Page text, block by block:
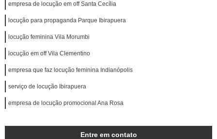
empresa de locução em off Santa Cecília
locução para propaganda Parque Ibirapuera
locução feminina Vila Morumbi
locução em off Vila Clementino
empresa que faz locução feminina Indianópolis
serviço de locução Ibirapuera
empresa de locução promocional Ana Rosa
Entre em contato